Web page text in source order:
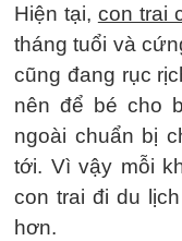
Hiện tại, con trai
tháng tuổi và
cũng đang rục
nên để bé cho
ngoài chuẩn bị
tới. Vì vậy mỗi
con trai đi du
hơn.